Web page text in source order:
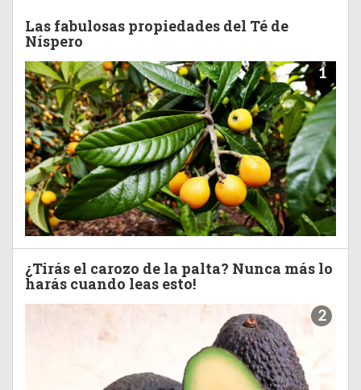
Las fabulosas propiedades del Té de
Níspero
1
¿Tirás el carozo de la palta? Nunca más lo
harás cuando leas esto!
2